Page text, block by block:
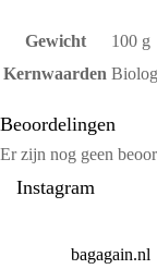
Gewicht
100 g
Kernwaarden
Beoordelingen
Er zijn nog geen
Instagram
bagagain.nl